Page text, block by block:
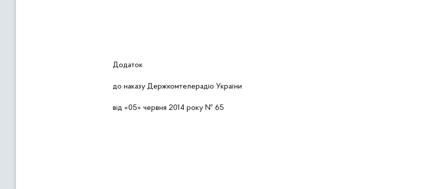
Додаток
до наказу Держкомтелерадіо України
від «05» червня 2014 року № 65